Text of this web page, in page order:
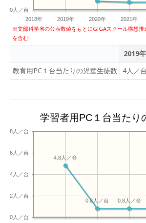
2018年 2019年 2020年 2021年
0人／台
※文部科学省の公表数値をもとにGIGAスクール構想推
を含む
2019年
教育用PC１台当たりの児童生徒数
4人／台
学習者用PC１台当たり
0人／台
2人／台
4人／台
6人／台
8人／台
0.8人／台
0.8人／台
4.8人／台